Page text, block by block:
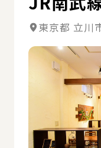
東京都 立川